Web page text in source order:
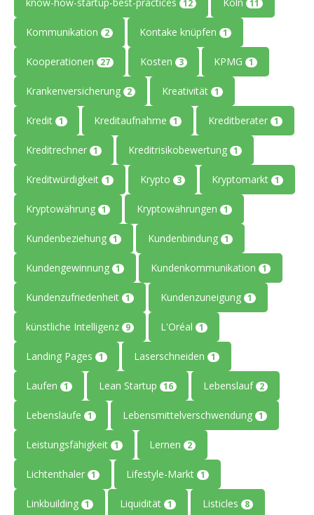
12 11
Kommunikation 2 Kontake knüpfen 1
Kooperationen 27 Kosten 3 KPMG 1
Krankenversicherung 2 Kreativität 1
Kredit 1 Kreditaufnahme 1 Kreditberater 1
Kreditrechner 1 Kreditrisikobewertung 1
Kreditwürdigkeit 1 Krypto 3 Kryptomarkt 1
Kryptowährung 1 Kryptowährungen 1
Kundenbeziehung 1 Kundenbindung 1
Kundengewinnung 1 Kundenkommunikation 1
Kundenzufriedenheit 1 Kundenzuneigung 1
künstliche Intelligenz 9 L'Oréal 1
Landing Pages 1 Laserschneiden 1
Laufen 1 Lean Startup 16 Lebenslauf 2
Lebensläufe 1 Lebensmittelverschwendung 1
Leistungsfähigkeit 1 Lernen 2
Lichtenthaler 1 Lifestyle-Markt 1
Linkbuilding 1 Liquidität 1 Listicles 8